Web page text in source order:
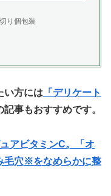
り個包装
い方には 「デリケート
記事もおすすめです。
ュアビタミンC。「オ
毛穴※をなめらかに整